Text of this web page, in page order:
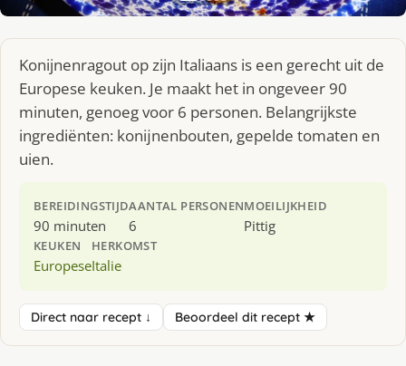
Konijnenragout op zijn Italiaans is een gerecht uit de
Europese keuken. Je maakt het in ongeveer 90
minuten, genoeg voor 6 personen. Belangrijkste
ingrediënten: konĳnenbouten, gepelde tomaten en
uien.
BEREIDINGSTIJD
90 minuten
AANTAL PERSONEN
6
MOEILIJKHEID
Pittig
KEUKEN
Europese
HERKOMST
Italie
Direct naar recept ↓ Beoordeel dit recept ★